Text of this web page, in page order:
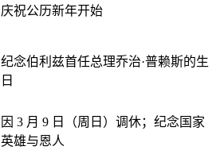
庆祝公历新年开始
纪念伯利兹首任总理乔治·普赖斯的生
日
因 3 月 9 日（周日）调休；纪念国家
英雄与恩人